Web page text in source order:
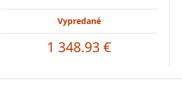
Vypredané
1 348.93 €